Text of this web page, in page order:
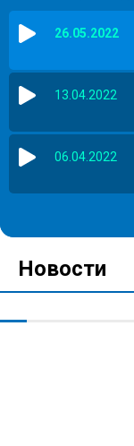
26.05.2022
13.04.2022
06.04.2022
Новости